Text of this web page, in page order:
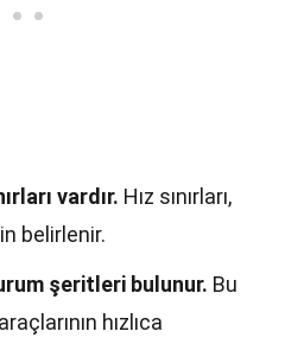
vardır. Hız sınırları,
belirlenir.
şeritleri bulunur. Bu
hızlıca